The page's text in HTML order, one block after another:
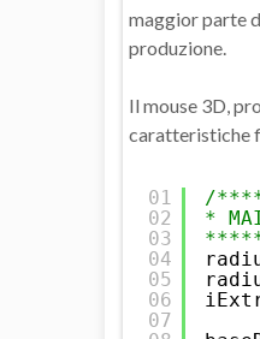
maggior parte
produzione.
Il mouse 3D,
caratteristiche
01
02
03
04
05
06
07
/
*